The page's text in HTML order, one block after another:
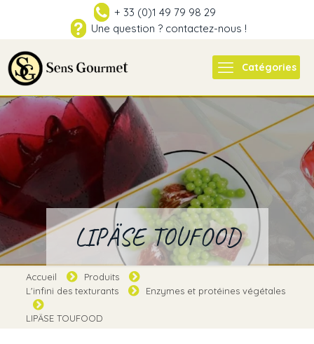
+ 33 (0)1 49 79 98 29
Une question ? contactez-nous !
Catégories
LIPÄSE TOUFOOD
Accueil
Produits
L'infini des texturants
Enzymes et protéines végétales
LIPÄSE TOUFOOD